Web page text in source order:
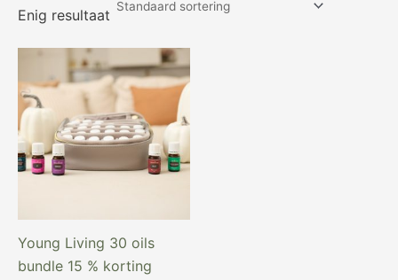
Enig resultaat
Young Living 30 oils
bundle 15 % korting